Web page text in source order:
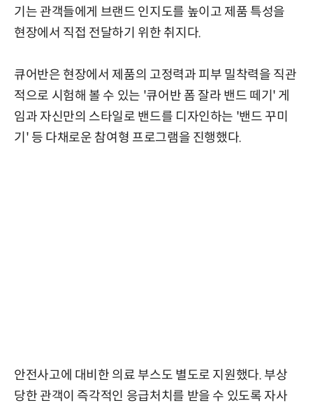
기는 관객들에게 브랜드 인지도를 높이고 제품 특성을
현장에서 직접 전달하기 위한 취지다.
큐어반은 현장에서 제품의 고정력과 피부 밀착력을 직관
적으로 시험해 볼 수 있는 '큐어반 폼 잘라 밴드 떼기' 게
임과 자신만의 스타일로 밴드를 디자인하는 '밴드 꾸미
기' 등 다채로운 참여형 프로그램을 진행했다.
안전사고에 대비한 의료 부스도 별도로 지원했다. 부상
당한 관객이 즉각적인 응급처치를 받을 수 있도록 자사